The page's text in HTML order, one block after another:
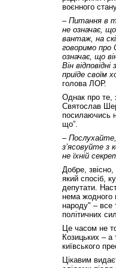
воєнного
– Питання в
не означає,
вантаж, на
говоримо
означає, що
Він
приїде своїм
голова ЛОР.
Однак про те,
Святослав
посилаючись
що”.
–
з’ясовуйте
не їхній
Добре,
який спосіб,
депутати.
нема жодного
народу" – все
політичних
Це часом не
Козицьких – а
київського
Цікавим